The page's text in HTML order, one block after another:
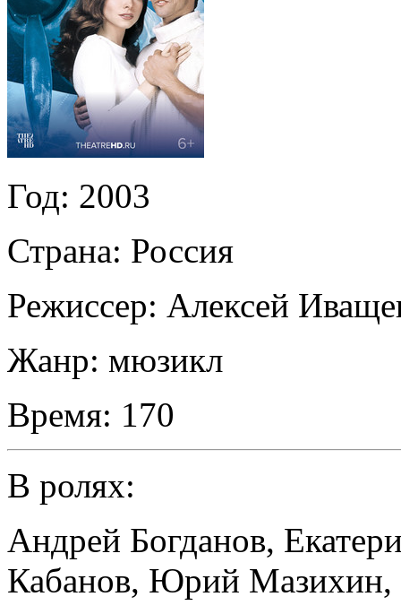
Год: 2003
Страна: Россия
Режиссер: Алексей
Жанр: мюзикл
Время: 170
В ролях:
Андрей Богданов,
Кабанов, Юрий Мазихин,